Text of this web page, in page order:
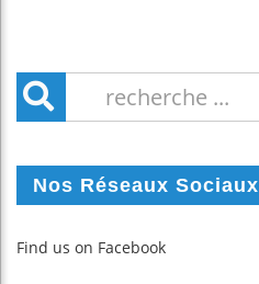
Nos Réseaux Sociaux
Find us on Facebook